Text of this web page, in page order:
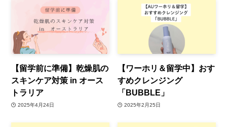
【留学前に準備】乾燥肌の
スキンケア対策 in オース
トラリア
2025年4月24日
【ワーホリ＆留学中】おす
すめクレンジング
「BUBBLE」
2025年2月25日